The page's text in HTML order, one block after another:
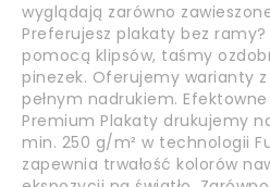
wyglądają zarówno
Preferujesz plakaty bez ramy?
pomocą klipsów, taśmy
pinezek. Oferujemy warianty
pełnym nadrukiem.
Premium Plakaty drukujemy
min. 250 g/m² w technologii
zapewnia trwałość kolorów